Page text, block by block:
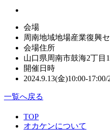
会場
周南地域地場産業復興
会場住所
山口県周南市鼓海2丁目
開催日時
2024.9.13(金)10:00-
一覧へ戻る
TOP
オカケンについて